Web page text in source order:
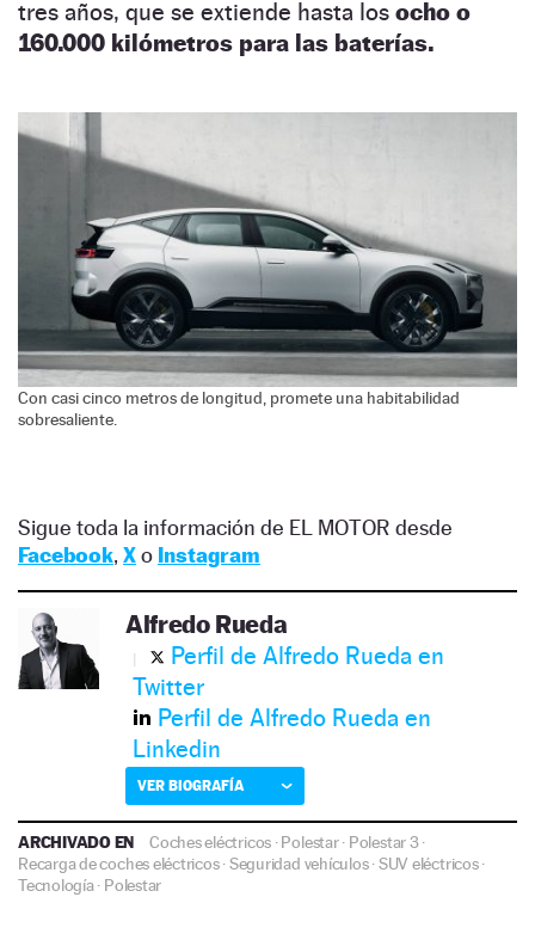
tres años, que se extiende hasta los ocho o
160.000 kilómetros para las baterías.
Con casi cinco metros de longitud, promete una habitabilidad
sobresaliente.
Sigue toda la información de EL MOTOR desde
Facebook, Xo Instagram
Alfredo Rueda
Perfil de Alfredo Rueda en
Twitter
Perfil de Alfredo Rueda en
Linkedin
VER BIOGRAFÍA
ARCHIVADO EN Coches eléctricos ·Polestar· Polestar 3·
Recarga de coches eléctricos·Seguridad vehículos·SUV eléctricos·
Tecnología· Polestar